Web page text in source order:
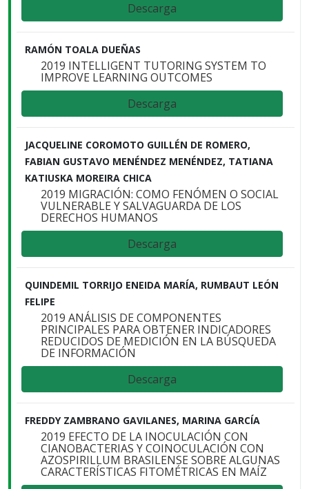
Descarga
RAMÓN TOALA DUEÑAS
2019 INTELLIGENT TUTORING SYSTEM TO
IMPROVE LEARNING OUTCOMES
Descarga
JACQUELINE COROMOTO GUILLÉN DE ROMERO,
FABIAN GUSTAVO MENÉNDEZ MENÉNDEZ, TATIANA
KATIUSKA MOREIRA CHICA
2019 MIGRACIÓN: COMO FENÓMEN O SOCIAL
VULNERABLE Y SALVAGUARDA DE LOS
DERECHOS HUMANOS
Descarga
QUINDEMIL TORRIJO ENEIDA MARÍA, RUMBAUT LEÓN
FELIPE
2019 ANÁLISIS DE COMPONENTES
PRINCIPALES PARA OBTENER INDICADORES
REDUCIDOS DE MEDICIÓN EN LA BÚSQUEDA
DE INFORMACIÓN
Descarga
FREDDY ZAMBRANO GAVILANES, MARINA GARCÍA
2019 EFECTO DE LA INOCULACIÓN CON
CIANOBACTERIAS Y COINOCULACIÓN CON
AZOSPIRILLUM BRASILENSE SOBRE ALGUNAS
CARACTERÍSTICAS FITOMÉTRICAS EN MAÍZ